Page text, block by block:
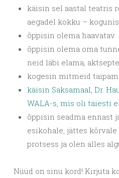
käisin sel aastal teatris
aegadel kokku –
õppisin olema haavatav
õppisin olema oma
neid läbi elama,
kogesin mitmeid
käisin Saksamaal, Dr.
WALA-s, mis oli täiesti
õppisin seadma ennast
esikohale, jättes
protsess ja olen alles
Nüüd on sinu kord! Kirjuta